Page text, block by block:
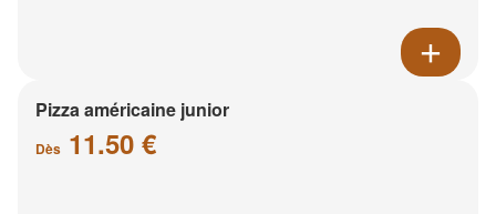
Pizza américaine junior
Dès 11.50 €